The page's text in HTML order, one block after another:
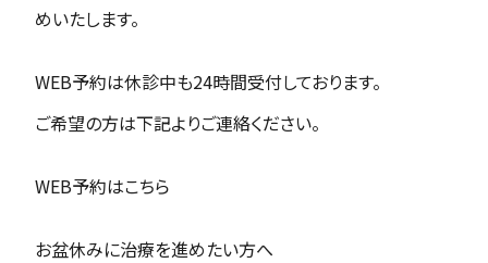
めいたします。
WEB予約は休診中も24時間受付しております。
ご希望の方は下記よりご連絡ください。
WEB予約はこちら
お盆休みに治療を進めたい方へ